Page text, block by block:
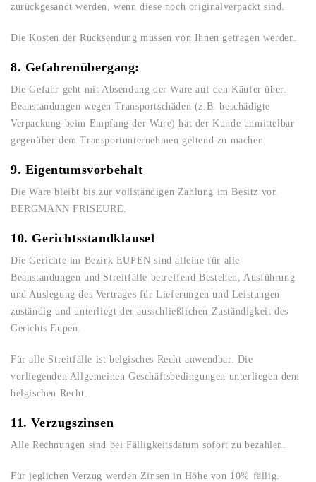
zurückgesandt werden, wenn diese noch originalverpackt sind.
Die Kosten der Rücksendung müssen von Ihnen getragen werden.
8. Gefahrenübergang:
Die Gefahr geht mit Absendung der Ware auf den Käufer über.
Beanstandungen wegen Transportschäden (z.B. beschädigte
Verpackung beim Empfang der Ware) hat der Kunde unmittelbar
gegenüber dem Transportunternehmen geltend zu machen.
9. Eigentumsvorbehalt
Die Ware bleibt bis zur vollständigen Zahlung im Besitz von
BERGMANN FRISEURE.
10. Gerichtsstandklausel
Die Gerichte im Bezirk EUPEN sind alleine für alle
Beanstandungen und Streitfälle betreffend Bestehen, Ausführung
und Auslegung des Vertrages für Lieferungen und Leistungen
zuständig und unterliegt der ausschließlichen Zuständigkeit des
Gerichts Eupen.
Für alle Streitfälle ist belgisches Recht anwendbar. Die
vorliegenden Allgemeinen Geschäftsbedingungen unterliegen dem
belgischen Recht.
11. Verzugszinsen
Alle Rechnungen sind bei Fälligkeitsdatum sofort zu bezahlen.
Für jeglichen Verzug werden Zinsen in Höhe von 10% fällig.